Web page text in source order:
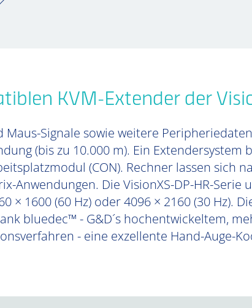
KVM-Extender der
Signale sowie weitere
(bis zu 10.000 m). Ein
(CON). Rechner lassen sich
Anwendungen. Die VisionXS-DP-HR-
× 1600 (60 Hz) oder 4096 × 2160 (30 Hz).
bluedec™ - G&D´s hochentwickeltem,
- eine exzellente Hand-Auge-